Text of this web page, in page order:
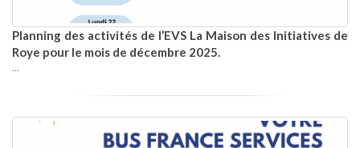
Planning des activités de l’EVS La Maison des Initiatives de
Roye pour le mois de décembre 2025.
...